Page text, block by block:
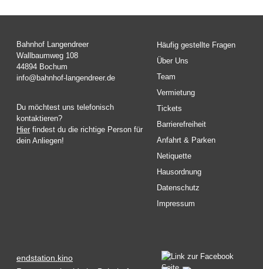
Bahnhof Langendreer
Wallbaumweg 108
44894 Bochum
info@bahnhof-langendreer.de
Du möchtest uns telefonisch
kontaktieren?
Hier findest du die richtige Person für
dein Anliegen!
Häufig gestellte Fragen
Über Uns
Team
Vermietung
Tickets
Barrierefreiheit
Anfahrt & Parken
Netiquette
Hausordnung
Datenschutz
Impressum
endstation.kino